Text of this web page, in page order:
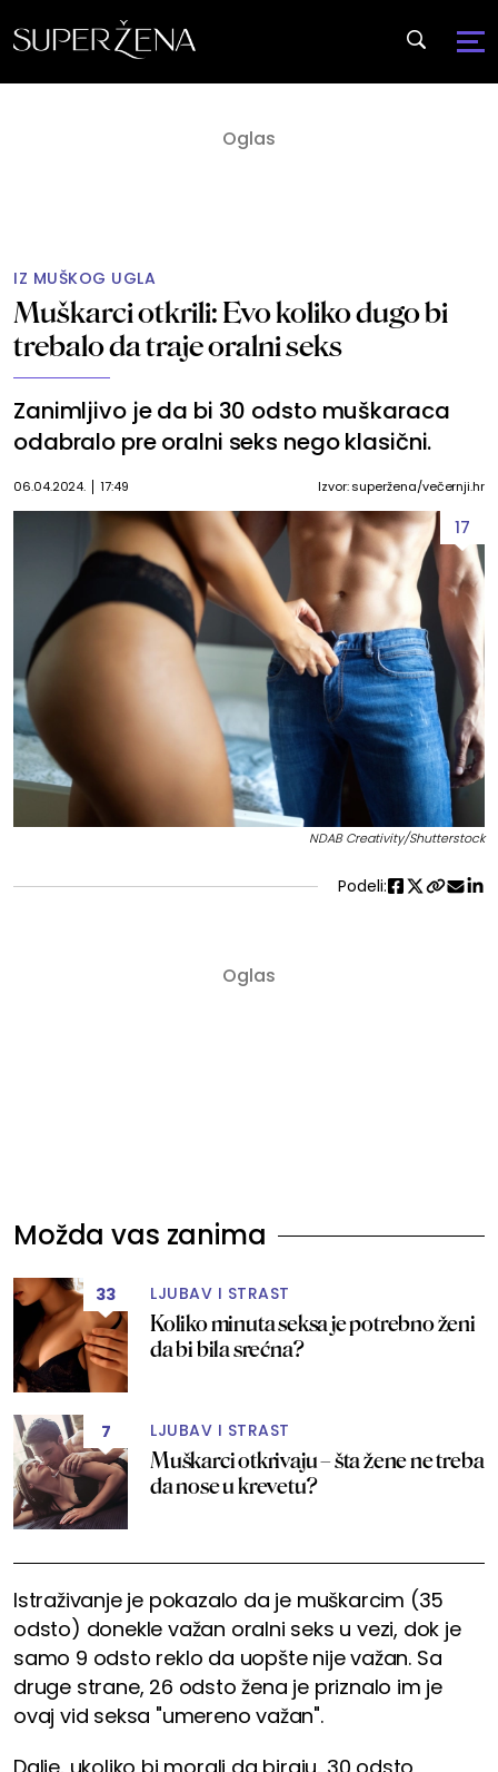
IZ MUŠKOG UGLA
Muškarci otkrili: Evo koliko dugo bi
trebalo da traje oralni seks
Zanimljivo je da bi 30 odsto muškaraca
odabralo pre oralni seks nego klasični.
06.04.2024. 17:49 Izvor: superžena/večernji.hr
17
NDAB Creativity/Shutterstock
Podeli:
Možda vas zanima
33 LJUBAV I STRAST
Koliko minuta seksa je potrebno ženi
da bi bila srećna?
7 LJUBAV I STRAST
Muškarci otkrivaju – šta žene ne treba
da nose u krevetu?
Istraživanje je pokazalo da je muškarcim (35
odsto) donekle važan oralni seks u vezi, dok je
samo 9 odsto reklo da uopšte nije važan. Sa
druge strane, 26 odsto žena je priznalo im je
ovaj vid seksa "umereno važan".